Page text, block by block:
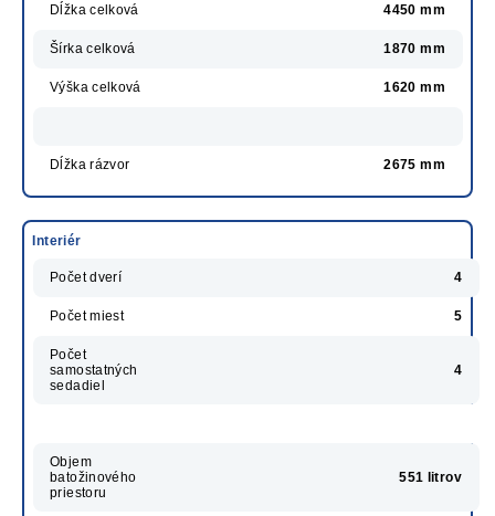
Dĺžka celková 4450 mm
Šírka celková 1870 mm
Výška celková 1620 mm
Dĺžka rázvor 2675 mm
Interiér
Počet dverí 4
Počet miest 5
Počet
samostatných
sedadiel
4
Objem
batožinového
priestoru
551 litrov